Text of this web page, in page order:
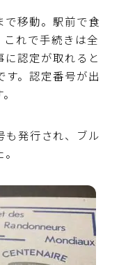
で移動。駅前で食
れで手続きは全
認定が取れると
す。認定番号が出
発行され、ブル